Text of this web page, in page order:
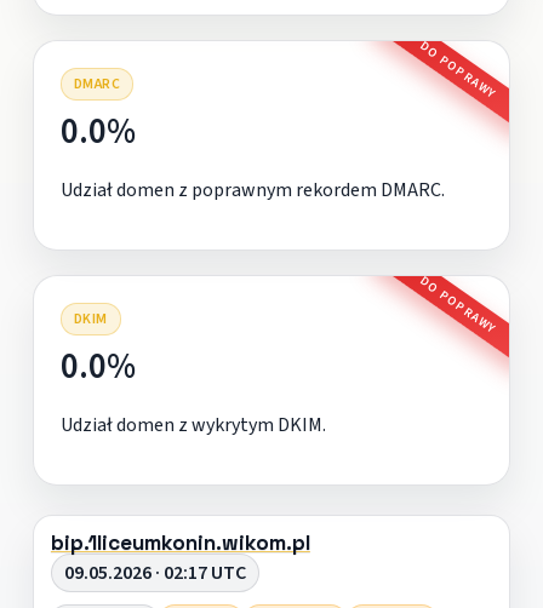
DMARC DO POPRAWY
0.0%
Udział domen z poprawnym rekordem DMARC.
DKIM DO POPRAWY
0.0%
Udział domen z wykrytym DKIM.
bip.1liceumkonin.wikom.pl
09.05.2026 · 02:17 UTC